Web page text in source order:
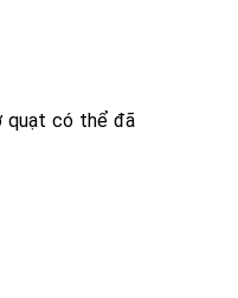
quạt có thể đã